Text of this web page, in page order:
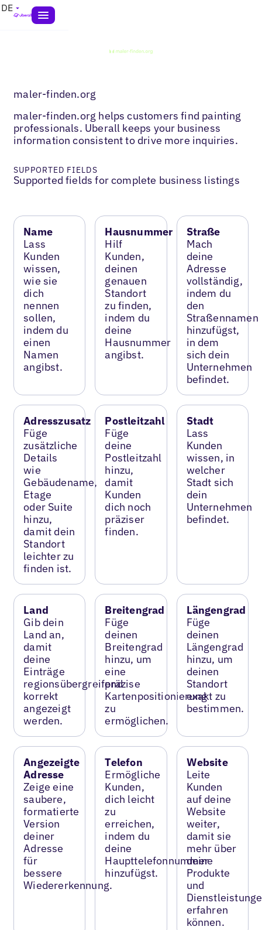
DE
maler-finden.org
maler-finden.org helps customers find painting
professionals. Uberall keeps your business
information consistent to drive more inquiries.
SUPPORTED FIELDS
Supported fields for complete business listings
Name
Lass
Kunden
wissen,
wie sie
dich
nennen
sollen,
indem du
einen
Namen
angibst.
Hausnummer
Hilf
Kunden,
deinen
genauen
Standort
zu finden,
indem du
deine
Hausnummer
angibst.
Straße
Mach
deine
Adresse
vollständig,
indem du
den
Straßennamen
hinzufügst,
in dem
sich dein
Unternehmen
befindet.
Adresszusatz
Füge
zusätzliche
Details
wie
Gebäudename,
Etage
oder Suite
hinzu,
damit dein
Standort
leichter zu
finden ist.
Postleitzahl
Füge
deine
Postleitzahl
hinzu,
damit
Kunden
dich noch
präziser
finden.
Stadt
Lass
Kunden
wissen, in
welcher
Stadt sich
dein
Unternehmen
befindet.
Land
Gib dein
Land an,
damit
deine
Einträge
regionsübergreifend
korrekt
angezeigt
werden.
Breitengrad
Füge
deinen
Breitengrad
hinzu, um
eine
präzise
Kartenpositionierung
zu
ermöglichen.
Längengrad
Füge
deinen
Längengrad
hinzu, um
deinen
Standort
exakt zu
bestimmen.
Angezeigte
Adresse
Zeige eine
saubere,
formatierte
Version
deiner
Adresse
für
bessere
Wiedererkennung.
Telefon
Ermögliche
Kunden,
dich leicht
zu
erreichen,
indem du
deine
Haupttelefonnummer
hinzufügst.
Website
Leite
Kunden
auf deine
Website
weiter,
damit sie
mehr über
deine
Produkte
und
erfahren
können.